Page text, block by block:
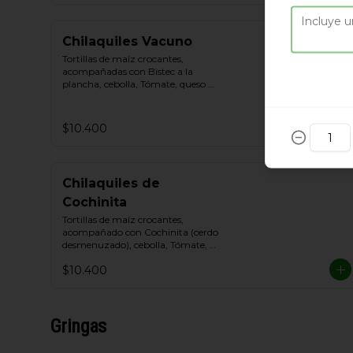
Chilaquiles Vacuno
Tortillas de maíz crocantes,
acompañadas con Bistec a la
plancha, cebolla, Tómate, queso
$10.400
Chilaquiles de
Cochinita
Tortillas de maíz crocantes,
acompañado con Cochinita (cerdo
desmenuzado), cebolla, Tómate,
$10.400
Gringas